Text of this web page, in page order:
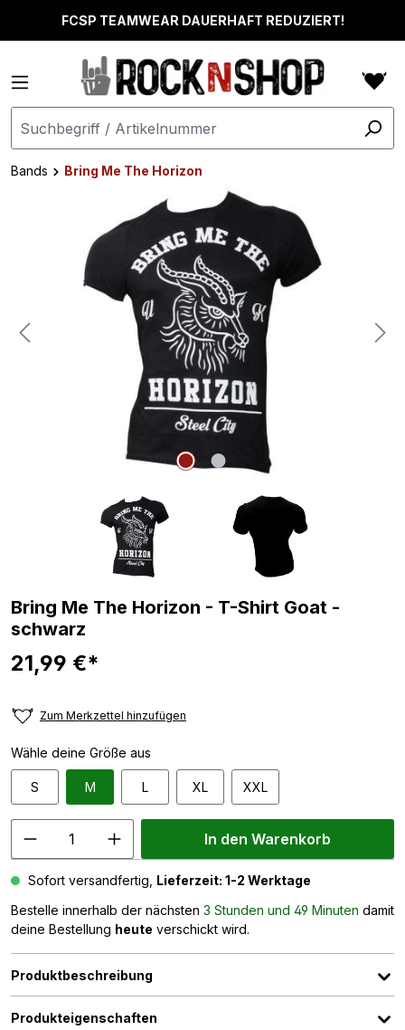
springenFCSP TEAMWEAR DAUERHAFT REDUZIERT!
Bands
Bring Me The Horizon
Bildergalerie überspringen
Bring Me The Horizon - T-Shirt Goat -
schwarz
21,99 €*
Zum Merkzettel hinzufügen
Wähle deine Größe aus
S M L XL XXL
In den Warenkorb
Sofort versandfertig, Lieferzeit: 1-2 Werktage
Bestelle innerhalb der nächsten 3 Stunden und 49 Minuten damit
deine Bestellung heute verschickt wird.
Produktbeschreibung
Produkteigenschaften